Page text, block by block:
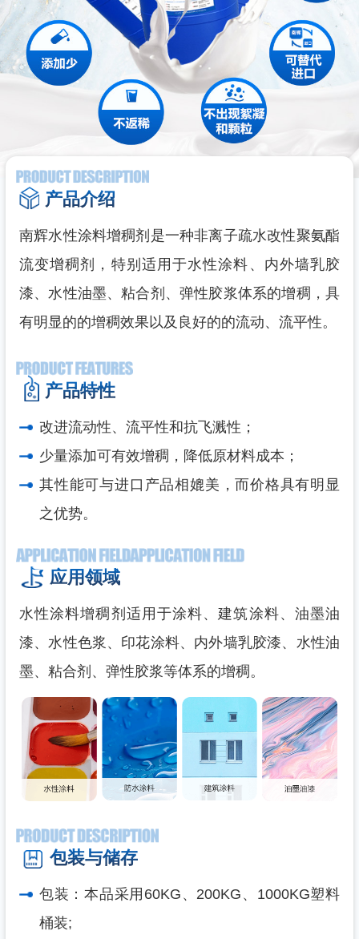
产品介绍
南辉水性涂料增稠剂是一种非离子疏水改性聚氨酯
流变增稠剂，特别适用于水性涂料、内外墙乳胶
漆、水性油墨、粘合剂、弹性胶浆体系的增稠，具
有明显的的增稠效果以及良好的的流动、流平性。
产品特性
改进流动性、流平性和抗飞溅性；
少量添加可有效增稠，降低原材料成本；
其性能可与进口产品相媲美，而价格具有明显
之优势。
应用领域
水性涂料增稠剂 适用于涂料、建筑涂料、油墨油
漆、水性色浆、印花涂料、内外墙乳胶漆、水性油
墨、粘合剂、弹性胶浆等体系的增稠。
包装与储存
包装：本品采用60KG、200KG、1000KG塑料
桶装;